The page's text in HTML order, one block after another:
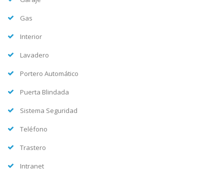
Gas
Interior
Lavadero
Portero Automático
Puerta Blindada
Sistema Seguridad
Teléfono
Trastero
Intranet